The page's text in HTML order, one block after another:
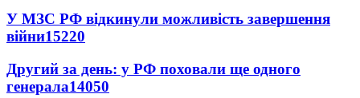
У МЗС РФ відкинули можливість завершення
війни15220
Другий за день: у РФ поховали ще одного
генерала14050